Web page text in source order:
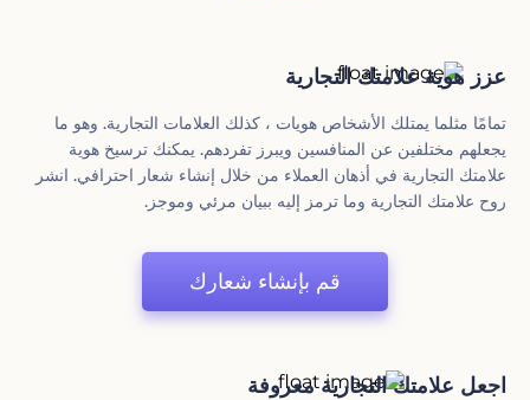
عزز هوية علامتك التجارية
تمامًا مثلما يمتلك الأشخاص هويات ، كذلك العلامات التجارية. وهو ما
يجعلهم مختلفين عن المنافسين ويبرز تفردهم. يمكنك ترسيخ هوية
علامتك التجارية في أذهان العملاء من خلال إنشاء شعار احترافي. انشر
روح علامتك التجارية وما ترمز إليه ببيان مرئي وموجز.
قم بإنشاء شعارك
اجعل علامتك التجارية معروفة